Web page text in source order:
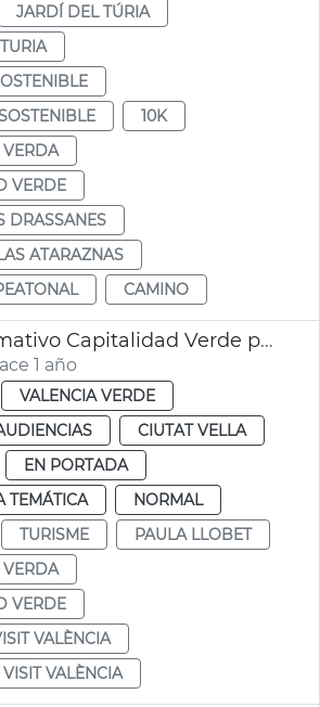
JARDÍ DEL TÚRIA
10K
VERDA
VERDE
DRASSANES
ATARAZNAS
CAMINO
Punto Informativo Capitalidad Verde plaza de la Reina
1 año
VALENCIA VERDE
CIUTAT VELLA
EN PORTADA
TEMÁTICA
NORMAL
TURISME
PAULA LLOBET
VERDA
VERDE
VALÈNCIA
VALÈNCIA